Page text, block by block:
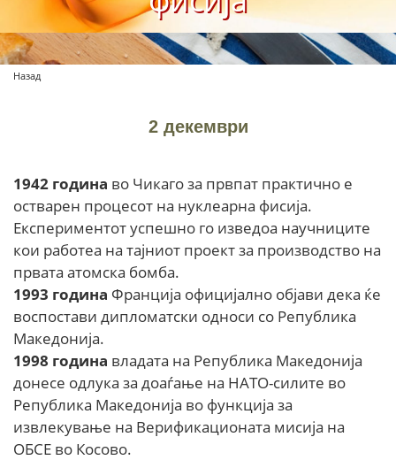
Назад
2 декември
1942 година во Чикаго за првпат практично е
остварен процесот на нуклеарна фисија.
Експериментот успешно го изведоа научниците
кои работеа на тајниот проект за производство на
првата атомска бомба.
1993 година Франција официјално објави дека ќе
воспостави дипломатски односи со Република
Македонија.
1998 година владата на Република Македонија
донесе одлука за доаѓање на НАТО-силите во
Република Македонија во функција за
извлекување на Верификационата мисија на
ОБСЕ во Косово.